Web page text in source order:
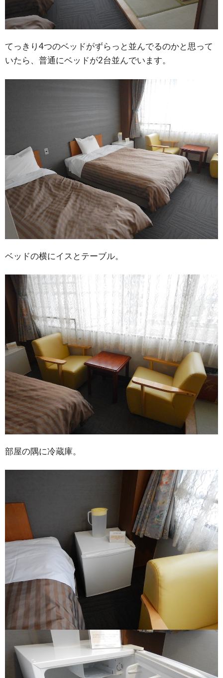
てっきり4つのベッドがずらっと並んでるのかと思って
いたら、普通にベッドが2台並んでいます。
ベッドの横にイスとテーブル。
部屋の隅に冷蔵庫。